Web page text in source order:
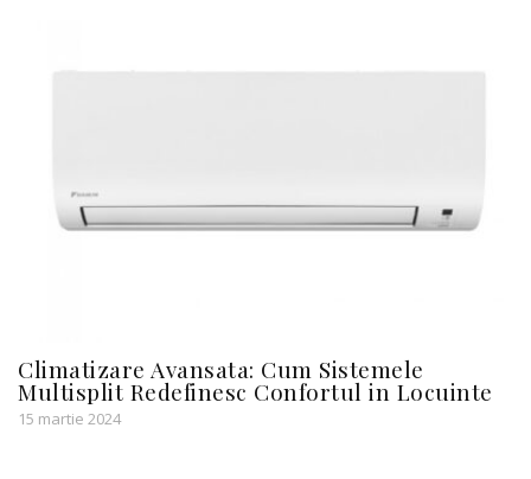
Climatizare Avansata: Cum Sistemele
Multisplit Redefinesc Confortul in Locuinte
15 martie 2024